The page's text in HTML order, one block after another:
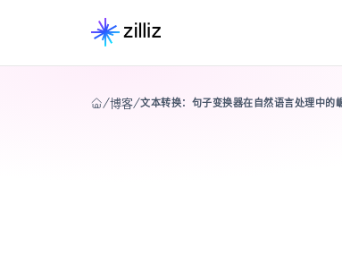
博客 文本转换：句子变换器在自然语言处理中的